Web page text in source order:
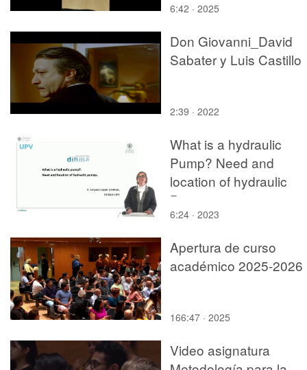
6:42 · 2025
Don Giovanni_David
Sabater y Luis Castillo
2:39 · 2022
What is a hydraulic
Pump? Need and
location of hydraulic
Pumps
6:24 · 2023
Apertura de curso
académico 2025-2026
166:47 · 2025
Video asignatura